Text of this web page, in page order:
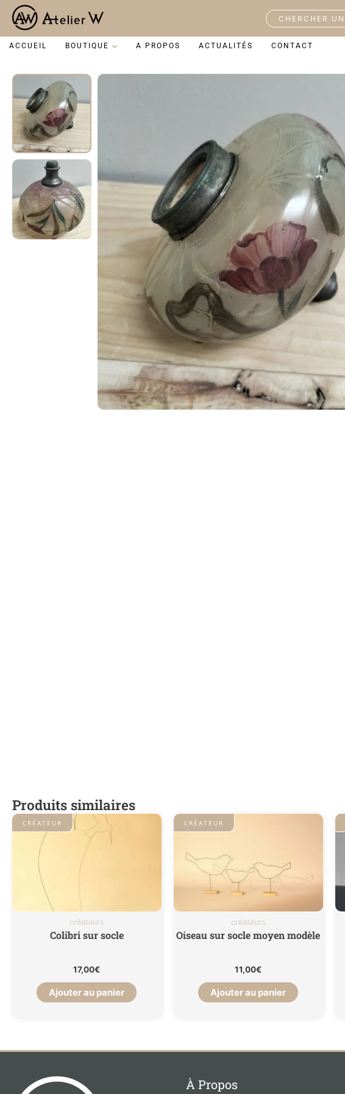
Aller
contenu
Search
...
ACCUEIL BOUTIQUE A PROPOS ACTUALITÉS CONTACT
Produits similaires
CRÉATEUR
créateurs
Colibri sur socle
17,00€
Ajouter au panier
CRÉATEUR
créateurs
Oiseau sur socle moyen modèle
11,00€
Ajouter au panier
À Propos